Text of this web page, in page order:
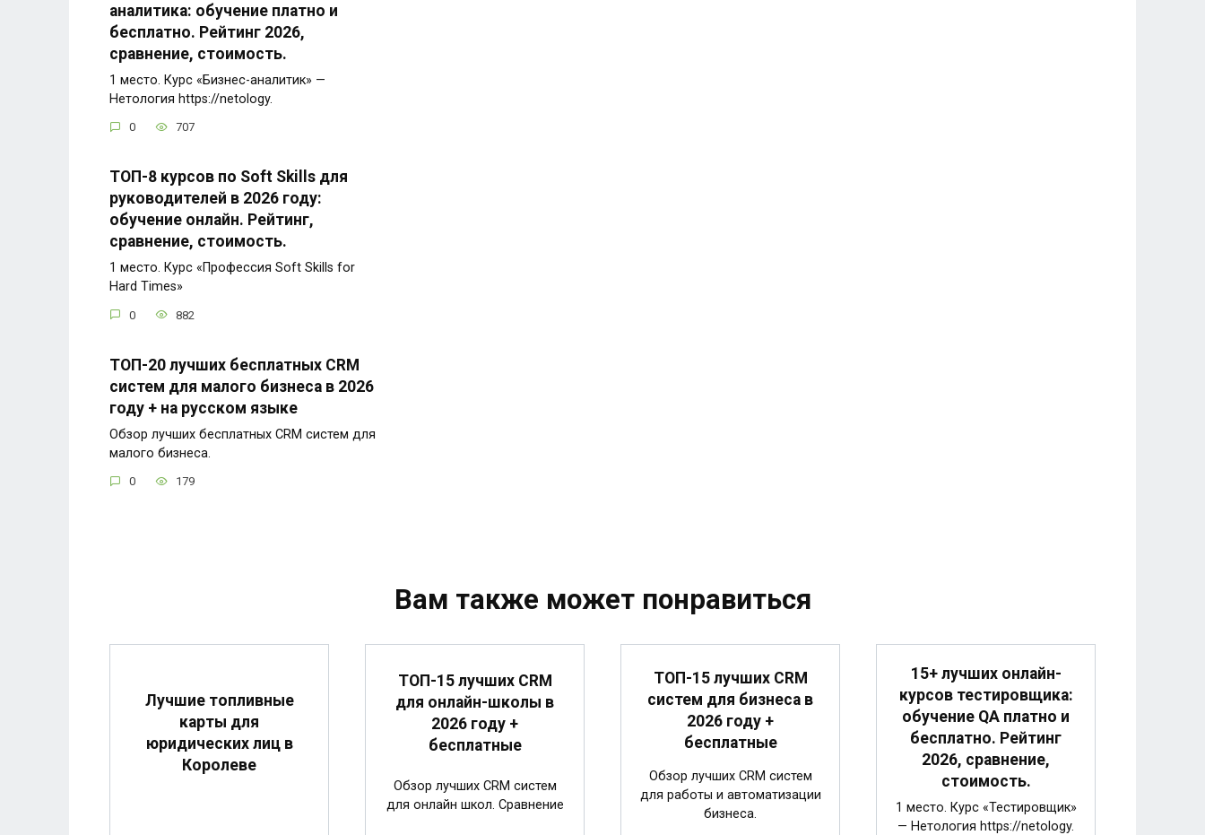
аналитика: обучение платно и
бесплатно. Рейтинг 2026,
сравнение, стоимость.
1 место. Курс «Бизнес-аналитик» —
Нетология https://netology.
0 707
ТОП-8 курсов по Soft Skills для
руководителей в 2026 году:
обучение онлайн. Рейтинг,
сравнение, стоимость.
1 место. Курс «Профессия Soft Skills for
Hard Times»
0 882
ТОП-20 лучших бесплатных CRM
систем для малого бизнеса в 2026
году + на русском языке
Обзор лучших бесплатных CRM систем для
малого бизнеса.
0 179
Вам также может понравиться
Лучшие топливные
карты для
юридических лиц в
Королеве
ТОП-15 лучших CRM
для онлайн-школы в
2026 году +
бесплатные
Обзор лучших CRM систем
для онлайн школ. Сравнение
ТОП-15 лучших CRM
систем для бизнеса в
2026 году +
бесплатные
Обзор лучших CRM систем
для работы и автоматизации
бизнеса.
15+ лучших онлайн-
курсов тестировщика:
обучение QA платно и
бесплатно. Рейтинг
2026, сравнение,
стоимость.
1 место. Курс «Тестировщик»
— Нетология https://netology.